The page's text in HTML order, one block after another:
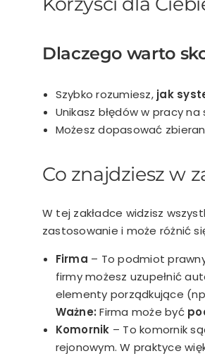
Dlaczego warto
Szybko rozumiesz, jak
Unikasz błędów w pracy
Możesz dopasować
Co znajdziesz w
W tej zakładce widzisz
zastosowanie i może różnić
Firma – To podmiot
firmy możesz uzupełnić
elementy porządkujące
Ważne: Firma może być
Komornik – To komornik
rejonowym. W praktyce